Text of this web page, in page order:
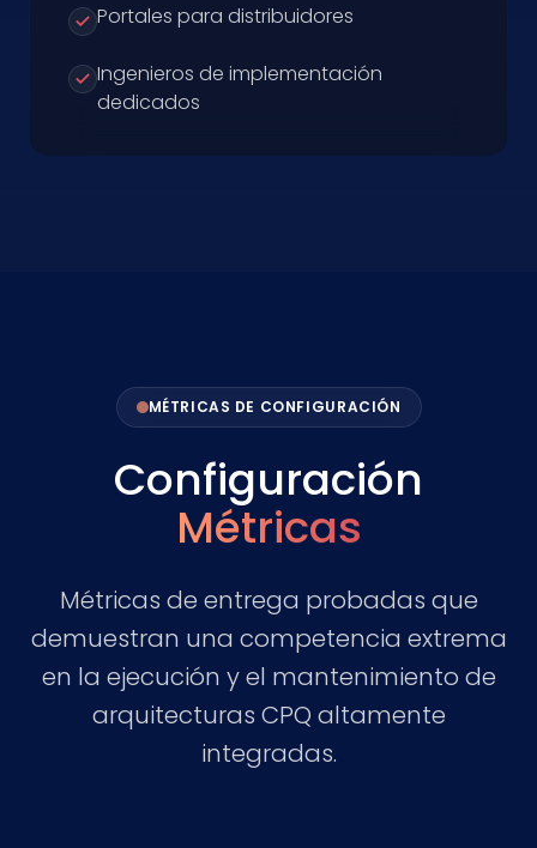
Portales para distribuidores
Ingenieros de implementación
dedicados
MÉTRICAS DE CONFIGURACIÓN
Configuración
Métricas
Métricas de entrega probadas que
demuestran una competencia extrema
en la ejecución y el mantenimiento de
arquitecturas CPQ altamente
integradas.